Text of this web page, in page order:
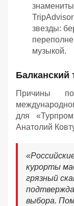
звезды:
музыкой.
Балканский
Причины
для
Анатолий
курорты
грязный
выбора.